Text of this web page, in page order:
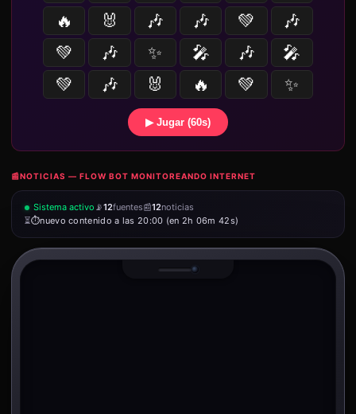
🔥
🐰 🎶 🎶 💚
🎶
💚
🎶 ✨ 🎤 🎶
🎤
💚
🎶 🐰 🔥 💚 ✨
▶ Jugar (60s)
📰NOTICIAS — FLOW BOT MONITOREANDO INTERNET
Sistema activo 📡12fuentes📰12noticias
⏳
nuevo contenido a las 20:00 (en 2h 06m 42s)